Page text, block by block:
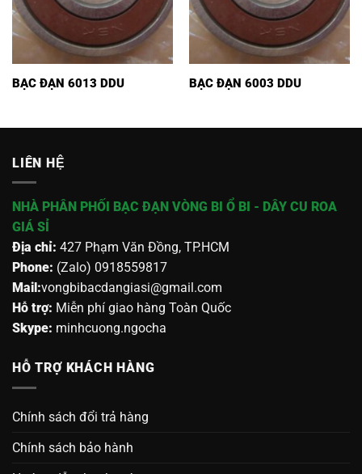
BẠC ĐẠN 6013 DDU BẠC ĐẠN 6003 DDU
LIÊN HỆ
NHÀ PHÂN PHỐI BẠC ĐẠN VÒNG BI Ổ BI - DÂY CU ROA
GIÁ SỈ
Địa chỉ: 427 Phạm Văn Đồng, TP.HCM
Phone: (Zalo) 0918559817
Mail:vongbibacdangiasi@gmail.com
Hỗ trợ: Miễn phí giao hàng Toàn Quốc
Skype: minhcuong.ngocha
HỖ TRỢ KHÁCH HÀNG
Chính sách đổi trả hàng
Chính sách bảo hành